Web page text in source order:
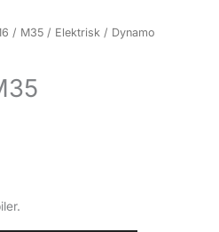
/ M35 / Elektrisk / Dynamo